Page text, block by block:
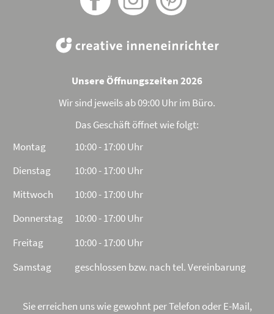
Unsere Öffnungszeiten 2026
Wir sind jeweils ab 09:00 Uhr im Büro.
Das Geschäft öffnet wie folgt:
Montag
10:00 - 17:00 Uhr
Dienstag
10:00 - 17:00 Uhr
Mittwoch
10:00 - 17:00 Uhr
Donnerstag
10:00 - 17:00 Uhr
Freitag
10:00 - 17:00 Uhr
Samstag
geschlossen bzw. nach tel. Vereinbarung
Sie erreichen uns wie gewohnt per Telefon oder E-Mail,